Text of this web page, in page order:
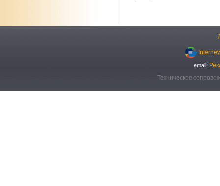
email:
Техническое